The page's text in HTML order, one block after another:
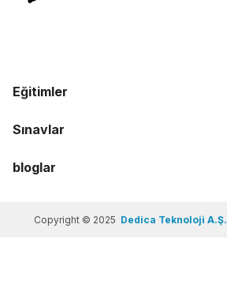
Eğitimler
Sınavlar
bloglar
Copyright © 2025 Dedica Teknoloji A.Ş.